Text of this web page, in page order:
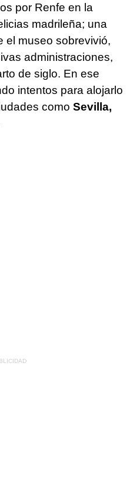
por Renfe en la
madrileña; una
el museo sobrevivió,
administraciones,
de siglo. En ese
intentos para alojarlo
como Sevilla,